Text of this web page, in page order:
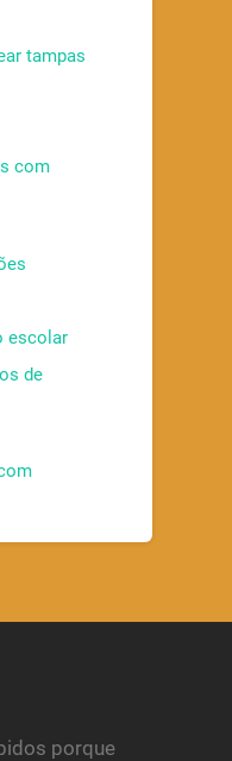
tampas
com
escolar
de
porque